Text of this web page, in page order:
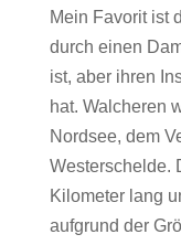
Mein Favorit ist
durch einen
ist, aber ihren
hat. Walcheren
Nordsee, dem
Westerschelde.
Kilometer lang
aufgrund der